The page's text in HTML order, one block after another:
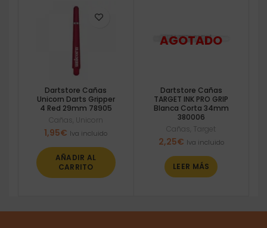
Dartstore Cañas
Unicorn Darts Gripper
4 Red 29mm 78905
Cañas Unicorn
1,95€ Iva incluido
AÑADIR AL
CARRITO
Dartstore Cañas
TARGET INK PRO GRIP
Blanca Corta 34mm
380006
Cañas Target
2,25€ Iva incluido
LEER MÁS